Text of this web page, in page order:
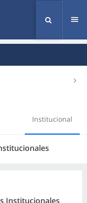
Institucional
Institucionales